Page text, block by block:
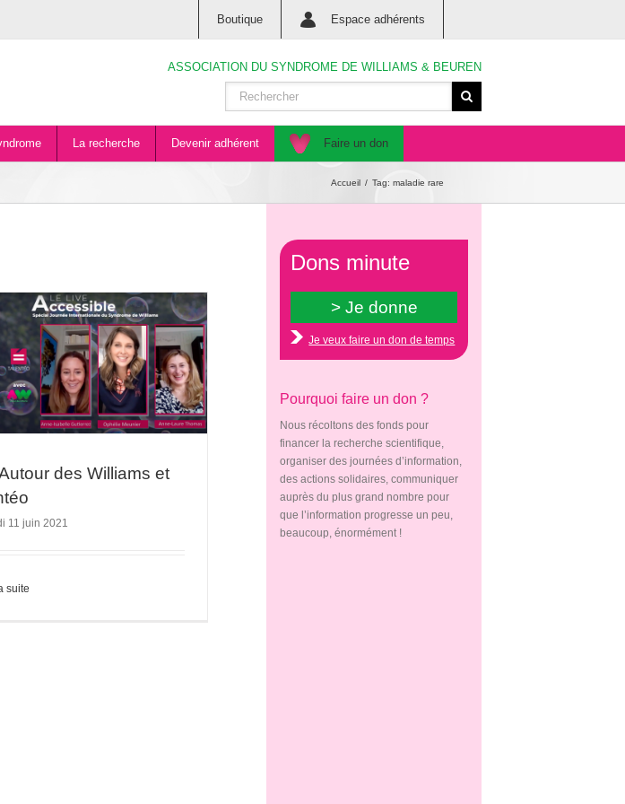
Boutique Espace adhérents
ASSOCIATION DU SYNDROME DE WILLIAMS & BEUREN
La recherche Devenir adhérent Faire un don
Accueil Tag: maladie rare
des Williams et
11 juin 2021
suite
Dons minute
Je veux faire un don de temps
Pourquoi faire un don ?
Nous récoltons des fonds pour
financer la recherche scientifique,
organiser des journées d’information,
des actions solidaires, communiquer
auprès du plus grand nombre pour
que l’information progresse un peu,
beaucoup, énormément !